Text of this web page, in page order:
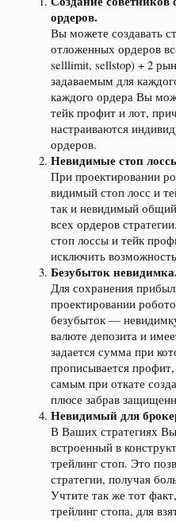
ордеров.
Вы можете создавать
отложенных ордеров
selllimit, sellstop) + 2
задаваемым для
каждого ордера Вы
тейк профит и лот,
настраиваются
ордеров.
Невидимые стоп
При проектировании
видимый стоп лосс и
так и невидимый
всех ордеров
стоп лоссы и тейк
исключить
Безубыток невидимка.
Для сохранения
проектировании
безубыток —
валюте депозита и
задается сумма при
прописывается
самым при откате
плюсе забрав
Невидимый для
В Ваших стратегиях
встроенный в
трейлинг стоп. Это
стратегии, получая
Учтите так же тот
трейлинг стопа, для